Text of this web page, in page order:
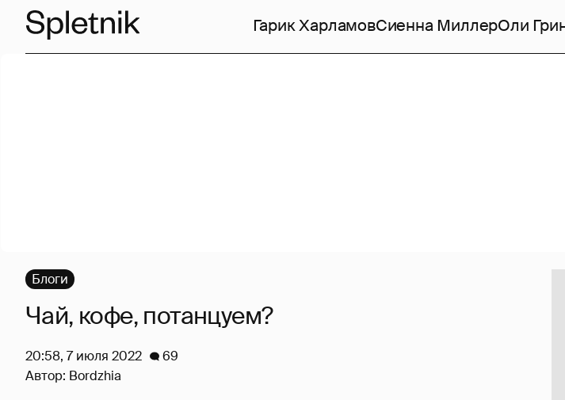
Гарик ХарламовСиенна МиллерОли
Блоги
Чай, кофе, потанцуем?
20:58, 7 июля 2022
69
Автор: Bordzhia